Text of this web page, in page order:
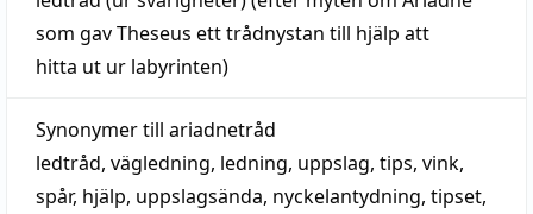
som gav Theseus ett trådnystan till hjälp att
hitta ut ur labyrinten)
Synonymer till ariadnetråd
ledtråd, vägledning, ledning, uppslag, tips, vink,
spår, hjälp, uppslagsända, nyckelantydning, tipset,